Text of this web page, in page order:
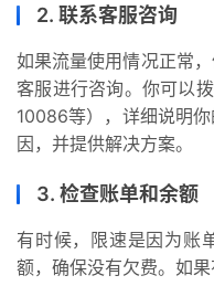
首
页
卡
科
2. 联系客服咨询
如果流量使用情况正常
客服进行咨询。你可以
10086等），详细说明
因，并提供解决方案。
3. 检查账单和余额
有时候，限速是因为账
额，确保没有欠费。如果